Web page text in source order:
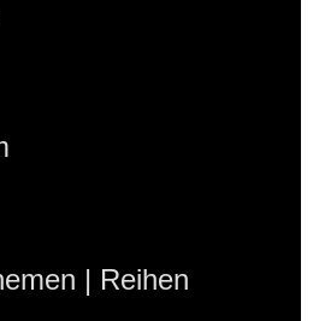
| Reihen